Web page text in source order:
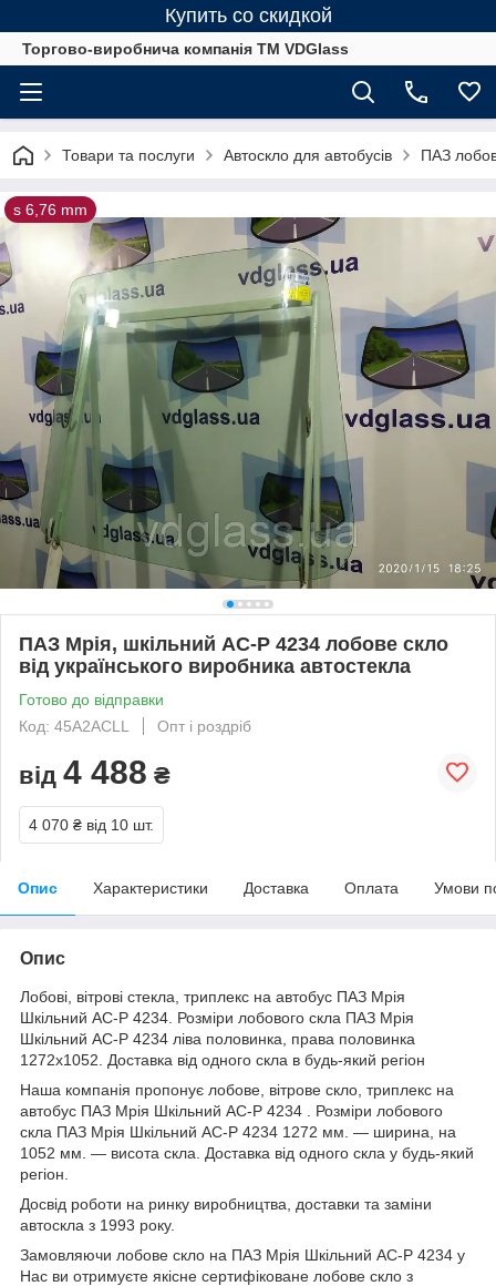
Купить со скидкой
Торгово-виробнича компанія ТМ VDGlass
Товари та послуги Автоскло для автобуcів ПАЗ
s 6,76 mm
ПАЗ Мрія, шкільний АС-Р 4234 лобове скло
від українського виробника автостекла
Готово до відправки
Код: 45A2ACLL
Опт і роздріб
від 4 488 ₴
4 070 ₴ від 10 шт.
Опис Характеристики Доставка Оплата Умови
Опис
Лобові, вітрові стекла, триплекс на автобус ПАЗ Мрія
Шкільний АС-Р 4234. Розміри лобового скла ПАЗ Мрія
Шкільний АС-Р 4234 ліва половинка, права половинка
1272х1052. Доставка від одного скла в будь-який регіон
Наша компанія пропонує лобове, вітрове скло, триплекс на
автобус ПАЗ Мрія Шкільний АС-Р 4234 . Розміри лобового
скла ПАЗ Мрія Шкільний АС-Р 4234 1272 мм. ― ширина, на
1052 мм. ― висота скла. Доставка від одного скла у будь-який
регіон.
Досвід роботи на ринку виробництва, доставки та заміни
автоскла з 1993 року.
Замовляючи лобове скло на ПАЗ Мрія Шкільний АС-Р 4234 у
Нас ви отримуєте якісне сертифіковане лобове скло з